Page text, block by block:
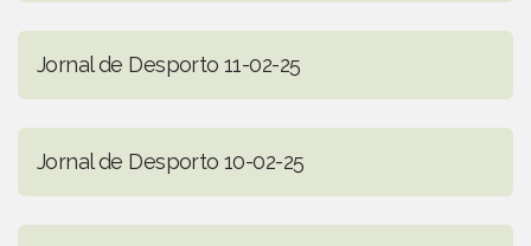
Jornal de Desporto 11-02-25
Jornal de Desporto 10-02-25